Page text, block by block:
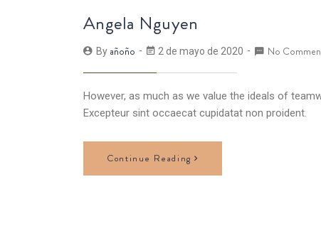
Angela Nguyen
By añoño 2 de mayo de 2020 No
However, as much as we value the ideals of
Excepteur sint occaecat cupidatat non proident.
Continue Reading